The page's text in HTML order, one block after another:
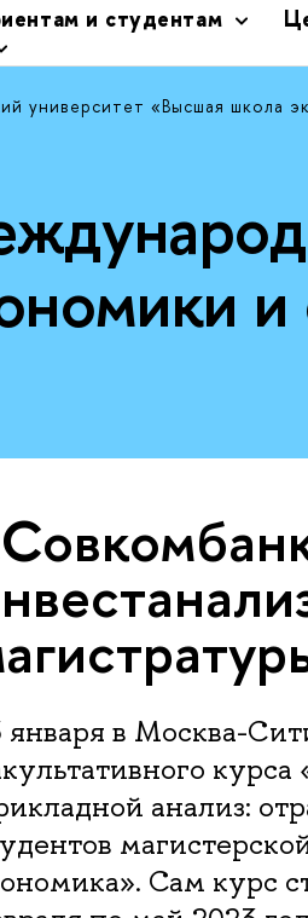
и студентам
университет «Высшая школа
января в Москва-
анализ:
Сам курс